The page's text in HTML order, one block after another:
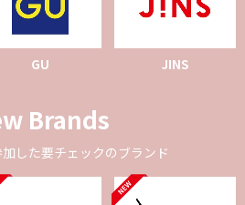
GU JINS
Brands
した要チェックのブランド